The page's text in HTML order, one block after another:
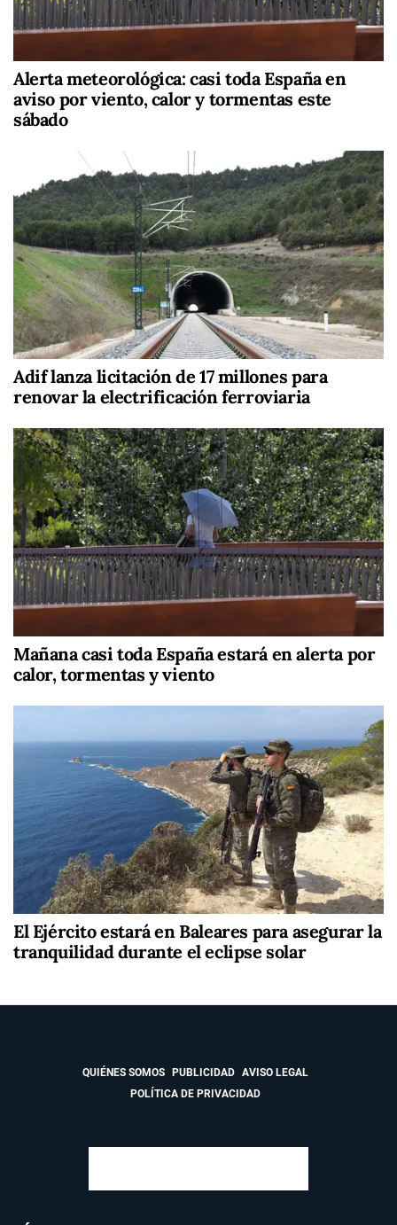
Alerta meteorológica: casi toda España en
aviso por viento, calor y tormentas este
sábado
Adif lanza licitación de 17 millones para
renovar la electrificación ferroviaria
Mañana casi toda España estará en alerta por
calor, tormentas y viento
El Ejército estará en Baleares para asegurar la
tranquilidad durante el eclipse solar
QUIÉNES SOMOS PUBLICIDAD
AVISO LEGAL
POLÍTICA DE PRIVACIDAD